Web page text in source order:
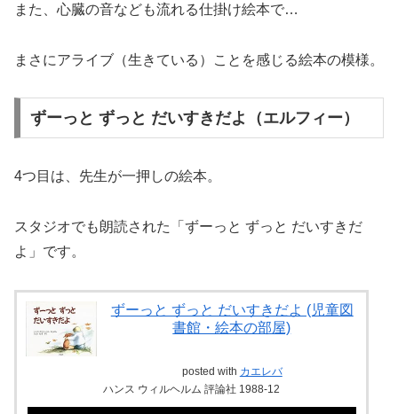
また、心臓の音なども流れる仕掛け絵本で…
まさにアライブ（生きている）ことを感じる絵本の模様。
ずーっと ずっと だいすきだよ（エルフィー）
4つ目は、先生が一押しの絵本。
スタジオでも朗読された「ずーっと ずっと だいすきだ
よ」です。
ずーっと ずっと だいすきだよ (児童図
書館・絵本の部屋)
posted with カエレバ
ハンス ウィルヘルム 評論社 1988-12